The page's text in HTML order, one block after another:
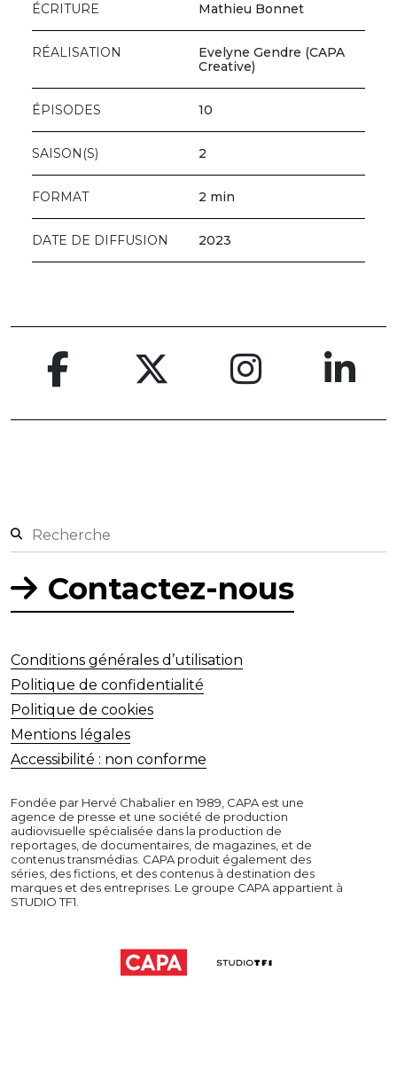
ÉCRITURE Mathieu Bonnet
RÉALISATION
Evelyne Gendre (CAPA
Creative)
ÉPISODES 10
SAISON(S) 2
FORMAT 2 min
DATE DE DIFFUSION 2023
Fondée par Hervé Chabalier en 1989, CAPA est une
agence de presse et une société de production
audiovisuelle spécialisée dans la production de
reportages, de documentaires, de magazines, et de
contenus transmédias. CAPA produit également des
séries, des fictions, et des contenus à destination des
marques et des entreprises. Le groupe CAPA appartient à
STUDIO TF1.
Conditions générales d’utilisation
Politique de confidentialité
Politique de cookies
Mentions légales
Accessibilité : non conforme
Contactez-nous